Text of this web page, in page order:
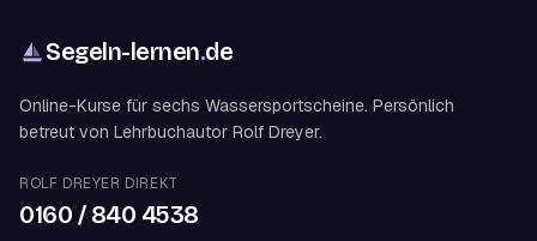
Segeln-lernen.de
Online-Kurse für sechs Wassersportscheine. Persönlich
betreut von Lehrbuchautor Rolf Dreyer.
ROLF DREYER DIREKT
0160 / 840 4538